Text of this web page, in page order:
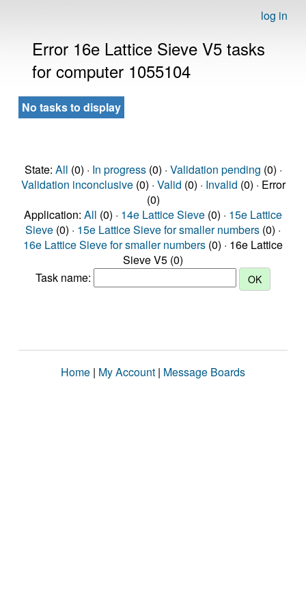
log in
Error 16e Lattice Sieve V5 tasks
for computer 1055104
No tasks to display
State: All (0) · In progress(0) · Validation pending (0) ·
Validation inconclusive(0) · Valid (0) · Invalid (0) · Error
(0)
Application: All (0) · 14e Lattice Sieve (0) · 15e Lattice
Sieve (0) · 15e Lattice Sieve for smaller numbers (0) ·
16e Lattice Sieve for smaller numbers (0) · 16e Lattice
Sieve V5 (0)
Task name:
Home | My Account | Message Boards